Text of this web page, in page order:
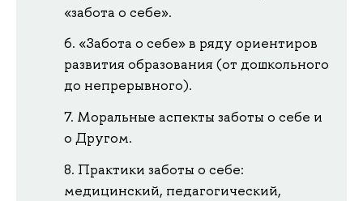
«забота о себе».
«Забота о себе» в ряду ориентиров
развития образования (от дошкольного
до непрерывного).
Моральные аспекты заботы о себе и
о Другом.
Практики заботы о себе:
медицинский, педагогический,